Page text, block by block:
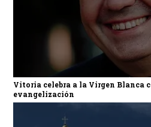
Vitoria celebra a la Virgen Blanca
evangelización